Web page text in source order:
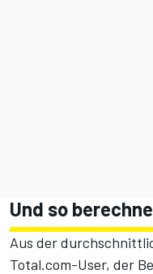
Und so
Aus der
Total.com-User, der